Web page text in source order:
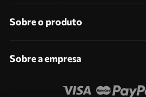
Sobre o produto
Sobre a empresa